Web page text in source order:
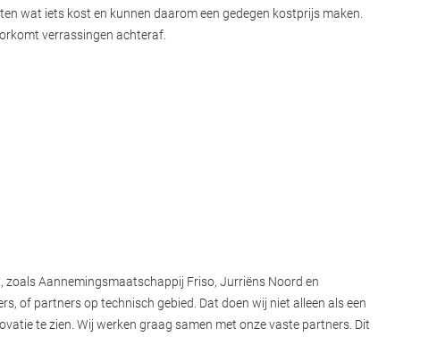
wat iets kost en kunnen daarom een gedegen kostprijs maken.
verrassingen achteraf.
zoals Aannemingsmaatschappij Friso, Jurriëns Noord en
of partners op technisch gebied. Dat doen wij niet alleen als een
te zien. Wij werken graag samen met onze vaste partners. Dit